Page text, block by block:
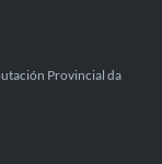
Provincial da